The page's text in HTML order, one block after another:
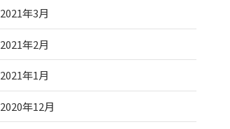
2021年3月
2021年2月
2021年1月
2020年12月